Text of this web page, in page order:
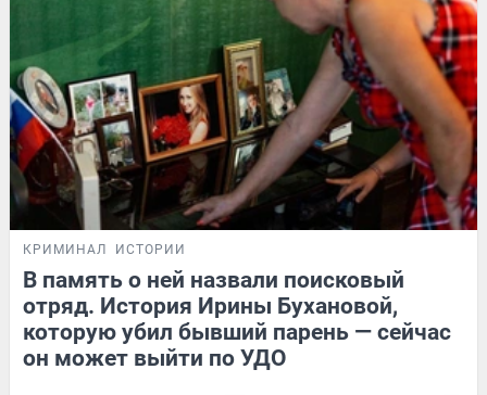
КРИМИНАЛ ИСТОРИИ
В память о ней назвали поисковый
отряд. История Ирины Бухановой,
которую убил бывший парень — сейчас
он может выйти по УДО